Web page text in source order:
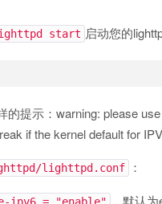
start 启动您的
的提示：warning: please
if the kernel default for
lighttpd.conf
：
，默认